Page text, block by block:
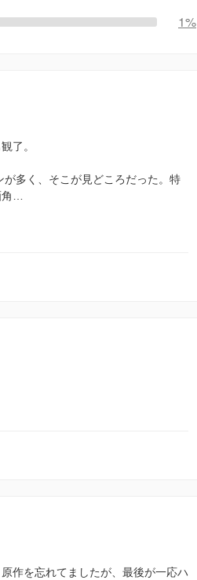
1%
了。
多く、そこが見どころだった。特
…
作を忘れてましたが、最後が一応ハ